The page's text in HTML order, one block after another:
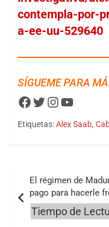
contempla-por-
a-ee-uu-529640
SÍGUEME PARA
Facebook
Twitter
Instagram
YouTube
Etiquetas:Alex Saab,
de
entradas
El régimen de
pago para hacerle